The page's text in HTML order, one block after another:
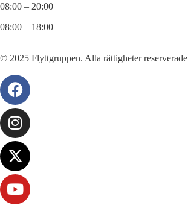
08:00 – 20:00
08:00 – 18:00
© 2025 Flyttgruppen. Alla rättigheter reserverade